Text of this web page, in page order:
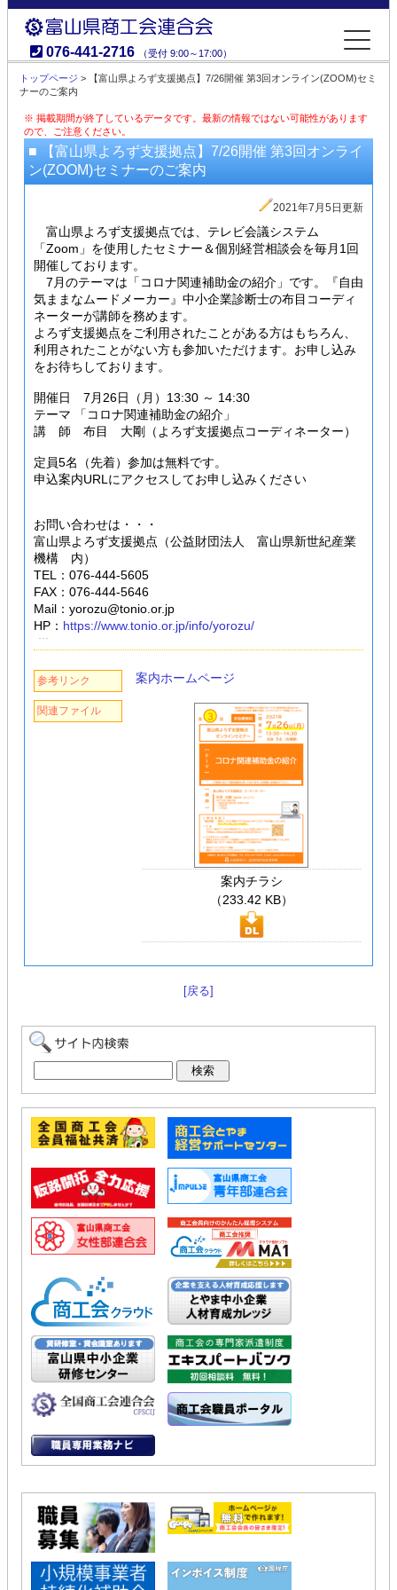
富山県商工会連合会
076-441-2716 （受付 9:00～17:00）
トップページ > 【富山県よろず支援拠点】7/26開催 第3回オンライン(ZOOM)セミ
ナーのご案内
※ 掲載期間が終了しているデータです。最新の情報ではない可能性があります
ので、ご注意ください。
■ 【富山県よろず支援拠点】7/26開催 第3回オンライ
ン(ZOOM)セミナーのご案内
2021年7月5日更新
富山県よろず支援拠点では、テレビ会議システム
「Zoom」を使用したセミナー＆個別経営相談会を毎月1回
開催しております。
7月のテーマは「コロナ関連補助金の紹介」です。『自由
気ままなムードメーカー』中小企業診断士の布目コーディ
ネーターが講師を務めます。
よろず支援拠点をご利用されたことがある方はもちろん、
利用されたことがない方も参加いただけます。お申し込み
をお待ちしております。
開催日 7月26日（月）13:30 ～ 14:30
テーマ 「コロナ関連補助金の紹介」
講 師 布目 大剛（よろず支援拠点コーディネーター）
定員5名（先着）参加は無料です。
申込案内URLにアクセスしてお申し込みください
お問い合わせは・・・
富山県よろず支援拠点（公益財団法人 富山県新世紀産業
機構 内）
TEL：076-444-5605
FAX：076-444-5646
Mail：yorozu@tonio.or.jp
HP： https://www.tonio.or.jp/info/yorozu/
参考リンク 案内ホームページ
関連ファイル
案内チラシ
（233.42 KB）
[戻る]